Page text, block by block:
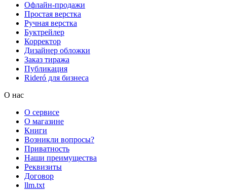
Офлайн-продажи
Простая верстка
Ручная верстка
Буктрейлер
Корректор
Дизайнер обложки
Заказ тиража
Публикация
Rideró для бизнеса
О нас
О сервисе
О магазине
Книги
Возникли вопросы?
Приватность
Наши преимущества
Реквизиты
Договор
llm.txt